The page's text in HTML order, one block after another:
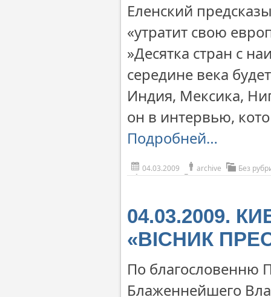
Еленский
«утратит свою
»Десятка стран с
середине века
Индия, Мексика,
он в интервью,
Подробней…
04.03.2009 archive Без
04.03.2009.
«ВІСНИК
По благословенню
Блаженнейшего